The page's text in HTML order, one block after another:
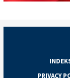
PRIVACY